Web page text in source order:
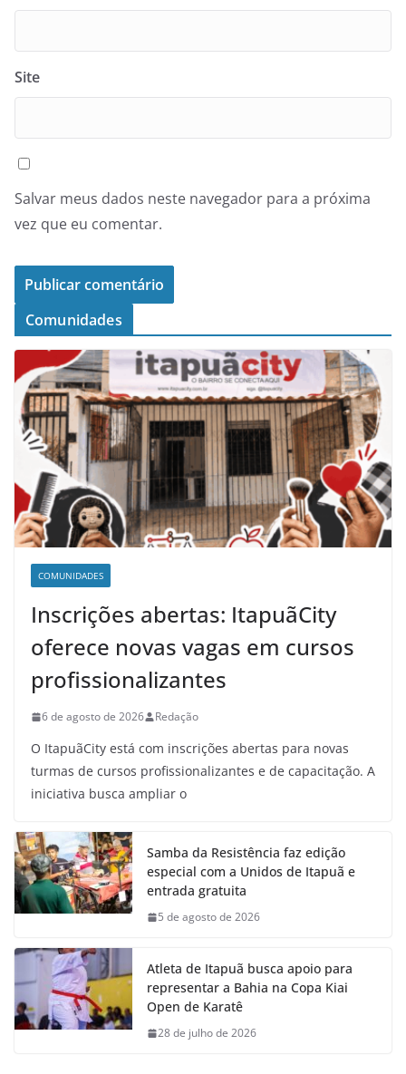
Site
Salvar meus dados neste navegador para a próxima
vez que eu comentar.
Comunidades
COMUNIDADES
Inscrições abertas: ItapuãCity
oferece novas vagas em cursos
profissionalizantes
6 de agosto de 2026 Redação
O ItapuãCity está com inscrições abertas para novas
turmas de cursos profissionalizantes e de capacitação. A
iniciativa busca ampliar o
Samba da Resistência faz edição
especial com a Unidos de Itapuã e
entrada gratuita
5 de agosto de 2026
Atleta de Itapuã busca apoio para
representar a Bahia na Copa Kiai
Open de Karatê
28 de julho de 2026